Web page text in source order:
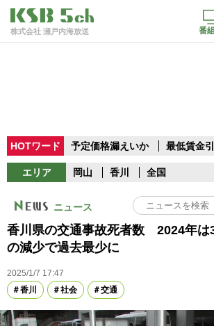
株式会社 瀬戸内海放送 番
HOTワード 予定価格漏えいか 最低賃金
エリア 岡山 香川 全国
ニュース
香川県の交通事故死者数 2024年
の減少で過去最少に
2025/1/7 17:47
香川
社会 交通